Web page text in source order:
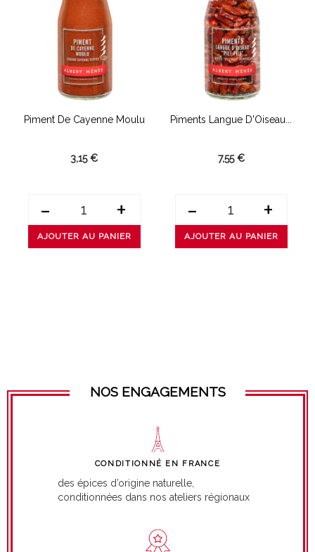
Piment De Cayenne Moulu
3,15 €
- +
AJOUTER AU PANIER
Piments Langue D'Oiseau...
7,55 €
- +
AJOUTER AU PANIER
NOS ENGAGEMENTS
CONDITIONNÉ EN FRANCE
des épices d’origine naturelle,
conditionnées dans nos ateliers régionaux